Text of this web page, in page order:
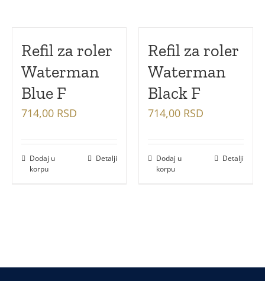
Refil za roler
Waterman
Blue F
714,00 RSD
Dodaj u
korpu
Detalji
Refil za roler
Waterman
Black F
714,00 RSD
Dodaj u
korpu
Detalji